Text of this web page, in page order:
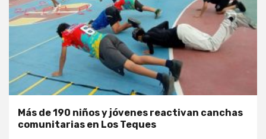
Más de 190 niños y jóvenes reactivan canchas
comunitarias en Los Teques